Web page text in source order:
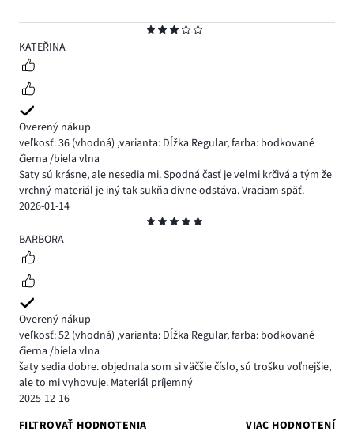
3
KATEŘINA
Overený nákup
veľkosť: 36 (vhodná) ,varianta: Dĺžka Regular,farba: bodkované
čierna /biela vlna
Saty sú krásne, ale nesedia mi. Spodná časť je velmi krčivá a tým že
vrchný materiál je iný tak sukňa divne odstáva. Vraciam späť.
2026-01-14
5
BARBORA
Overený nákup
veľkosť: 52 (vhodná) ,varianta: Dĺžka Regular,farba: bodkované
čierna /biela vlna
šaty sedia dobre. objednala som si väčšie číslo, sú trošku voľnejšie,
ale to mi vyhovuje. Materiál príjemný
2025-12-16
FILTROVAŤ HODNOTENIA
VIAC HODNOTENÍ